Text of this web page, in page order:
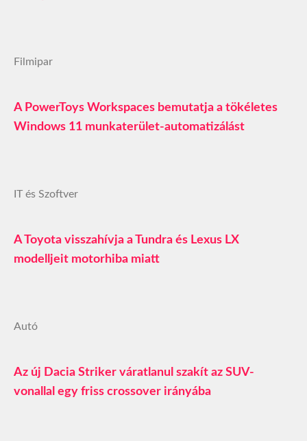
Filmipar
A PowerToys Workspaces bemutatja a tökéletes
Windows 11 munkaterület-automatizálást
IT és Szoftver
A Toyota visszahívja a Tundra és Lexus LX
modelljeit motorhiba miatt
Autó
Az új Dacia Striker váratlanul szakít az SUV-
vonallal egy friss crossover irányába